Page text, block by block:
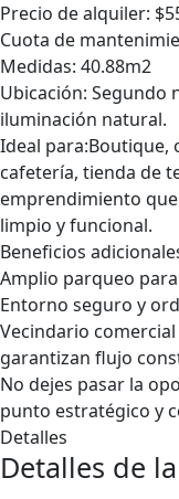
Precio de alquiler:
Cuota de
Medidas: 40.88m2
Ubicación: Segundo
iluminación natural.
Ideal para:Boutique,
cafetería, tienda de
emprendimiento
limpio y funcional.
Beneficios
Amplio parqueo
Entorno seguro y
Vecindario
garantizan flujo
No dejes pasar la
punto estratégico y
Detalles
Detalles de